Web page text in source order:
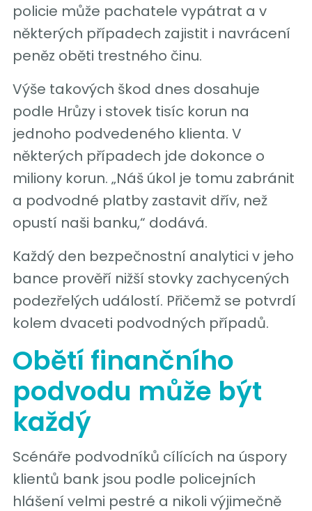
policie může pachatele vypátrat a v
některých případech zajistit i navrácení
peněz oběti trestného činu.
Výše takových škod dnes dosahuje
podle Hrůzy i stovek tisíc korun na
jednoho podvedeného klienta. V
některých případech jde dokonce o
miliony korun. „Náš úkol je tomu zabránit
a podvodné platby zastavit dřív, než
opustí naši banku,“ dodává.
Každý den bezpečnostní analytici v jeho
bance prověří nižší stovky zachycených
podezřelých událostí. Přičemž se potvrdí
kolem dvaceti podvodných případů.
Obětí finančního
podvodu může být
každý
Scénáře podvodníků cílících na úspory
klientů bank jsou podle policejních
hlášení velmi pestré a nikoli výjimečně